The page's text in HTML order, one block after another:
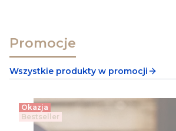
Promocje
Wszystkie produkty w promocji
Okazja
Bestseller